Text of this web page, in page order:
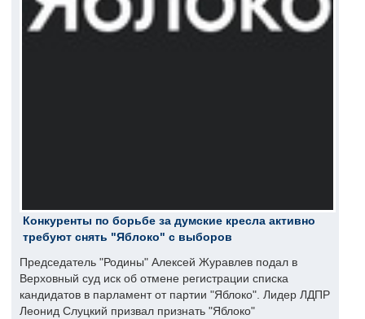
Конкуренты по борьбе за думские кресла активно
требуют снять "Яблоко" с выборов
Председатель "Родины" Алексей Журавлев подал в
Верховный суд иск об отмене регистрации списка
кандидатов в парламент от партии "Яблоко". Лидер ЛДПР
Леонид Слуцкий призвал признать "Яблоко"